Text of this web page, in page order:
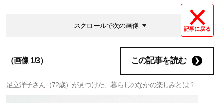
記事に戻る
スクロールで次の画像
（画像 1/3） この記事を読む
足立洋子さん（72歳）が見つけた、暮らしのなかの楽しみとは？